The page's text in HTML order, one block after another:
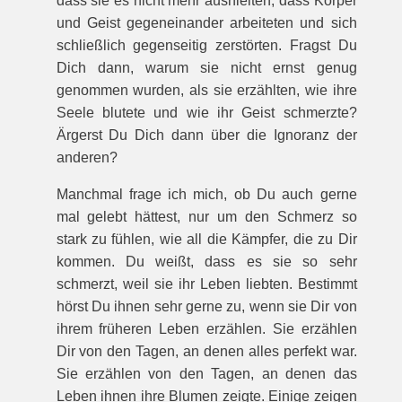
und Geist gegeneinander arbeiteten und sich
schließlich gegenseitig zerstörten. Fragst Du
Dich dann, warum sie nicht ernst genug
genommen wurden, als sie erzählten, wie ihre
Seele blutete und wie ihr Geist schmerzte?
Ärgerst Du Dich dann über die Ignoranz der
anderen?
Manchmal frage ich mich, ob Du auch gerne
mal gelebt hättest, nur um den Schmerz so
stark zu fühlen, wie all die Kämpfer, die zu Dir
kommen. Du weißt, dass es sie so sehr
schmerzt, weil sie ihr Leben liebten. Bestimmt
hörst Du ihnen sehr gerne zu, wenn sie Dir von
ihrem früheren Leben erzählen. Sie erzählen
Dir von den Tagen, an denen alles perfekt war.
Sie erzählen von den Tagen, an denen das
Leben ihnen ihre Blumen zeigte. Einige zeigen